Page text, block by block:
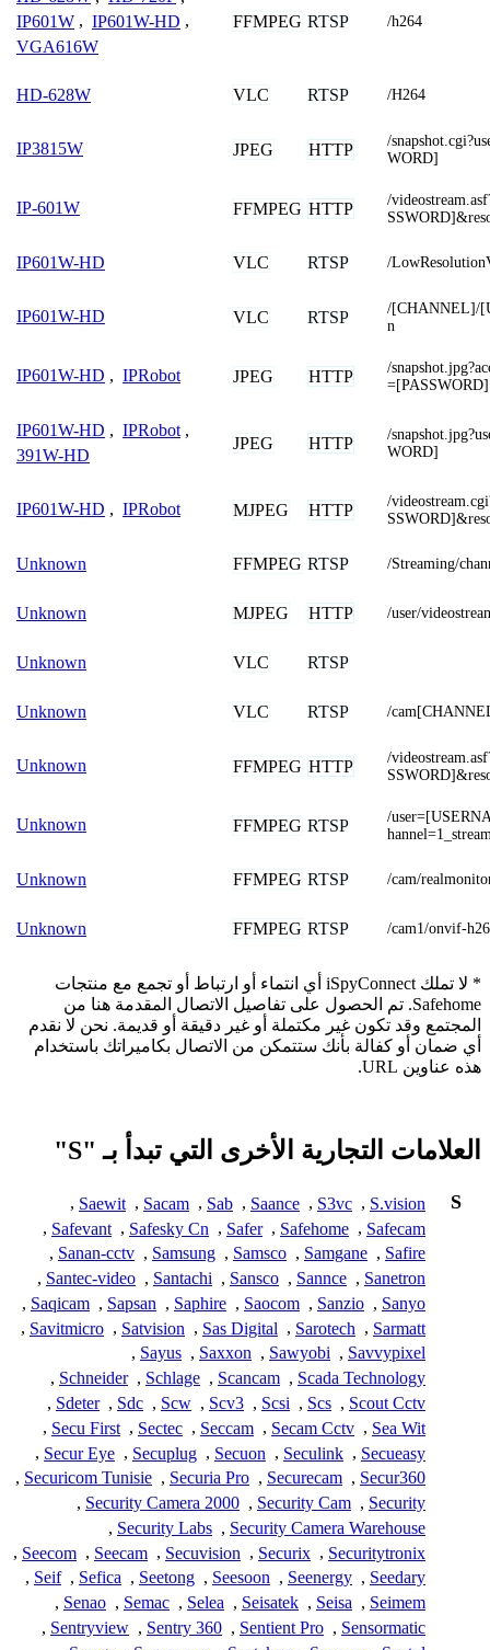
IP601W , IP601W-HD ,
VGA616W
FFMPEG RTSP /h264
HD-628W VLC RTSP /H264
IP3815W JPEG HTTP
/
WORD]
IP-601W FFMPEG HTTP
/
IP601W-HD VLC RTSP /
IP601W-HD VLC RTSP
/[CHANNEL]/
n
IP601W-HD , IPRobot JPEG HTTP
/
=[PASSWORD]
IP601W-HD , IPRobot ,
391W-HD
JPEG HTTP
/
WORD]
IP601W-HD , IPRobot MJPEG HTTP
/
Unknown FFMPEG RTSP /Streaming/
Unknown MJPEG HTTP /user/
Unknown VLC RTSP
Unknown VLC RTSP /
Unknown FFMPEG HTTP
/
Unknown FFMPEG RTSP
/
Unknown FFMPEG RTSP /cam/
Unknown FFMPEG RTSP /cam1/onvif-
* لا تملك iSpyConnect أي انتماء أو ارتباط أو تجمع مع منتجات
Safehome. تم الحصول على تفاصيل الاتصال المقدمة هنا من
المجتمع وقد تكون غير مكتملة أو غير دقيقة أو قديمة. نحن لا نقدم
أي ضمان أو كفالة بأنك ستتمكن من الاتصال بكاميراتك باستخدام
هذه عناوين URL.
العلامات التجارية الأخرى التي تبدأ بـ "S"
S
S.vision
,
S3vc
,
Saance
,
Sab
,
Sacam
,
Saewit
,
Safecam
,
Safehome
,
Safer
,
Safesky Cn
,
Safevant
,
Safire
,
Samgane
,
Samsco
,
Samsung
,
Sanan-cctv
,
Sanetron
,
Sannce
,
Sansco
,
Santachi
,
Santec-video
,
Sanyo
,
Sanzio
,
Saocom
,
Saphire
,
Sapsan
,
Saqicam
,
Sarmatt
,
Sarotech
,
Sas Digital
,
Satvision
,
Savitmicro
,
Savvypixel
,
Sawyobi
,
Saxxon
,
Sayus
,
Scada Technology
,
Scancam
,
Schlage
,
Schneider
,
Scout Cctv
,
Scs
,
Scsi
,
Scv3
,
Scw
,
Sdc
,
Sdeter
,
Sea Wit
,
Secam Cctv
,
Seccam
,
Sectec
,
Secu First
,
Secueasy
,
Seculink
,
Secuon
,
Secuplug
,
Secur Eye
,
Secur360
,
Securecam
,
Securia Pro
,
Securicom Tunisie
,
Security
,
Security Cam
,
Security Camera 2000
,
Security Camera Warehouse
,
Security Labs
,
Securitytronix
,
Securix
,
Secuvision
,
Seecam
,
Seecom
,
Seedary
,
Seenergy
,
Seesoon
,
Seetong
,
Sefica
,
Seif
,
Seimem
,
Seisa
,
Seisatek
,
Selea
,
Semac
,
Senao
,
Sensormatic
,
Sentient Pro
,
Sentry 360
,
Sentryview
,